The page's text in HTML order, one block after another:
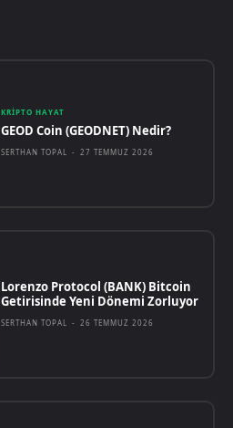
KRIPTO HAYAT
GEOD Coin (GEODNET) Nedir?
SERTHAN TOPAL - 27 TEMMUZ 2026
Lorenzo Protocol (BANK) Bitcoin
Getirisinde Yeni Dönemi Zorluyor
SERTHAN TOPAL - 26 TEMMUZ 2026